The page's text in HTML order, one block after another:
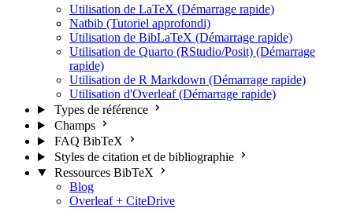
Utilisation de LaTeX (Démarrage rapide)
Natbib (Tutoriel approfondi)
Utilisation de BibLaTeX (Démarrage rapide)
Utilisation de Quarto (RStudio/Posit) (Démarrage
rapide)
Utilisation de R Markdown (Démarrage rapide)
Utilisation d'Overleaf (Démarrage rapide)
Types de référence
Champs
FAQ BibTeX
Styles de citation et de bibliographie
Ressources BibTeX
Blog
Overleaf + CiteDrive